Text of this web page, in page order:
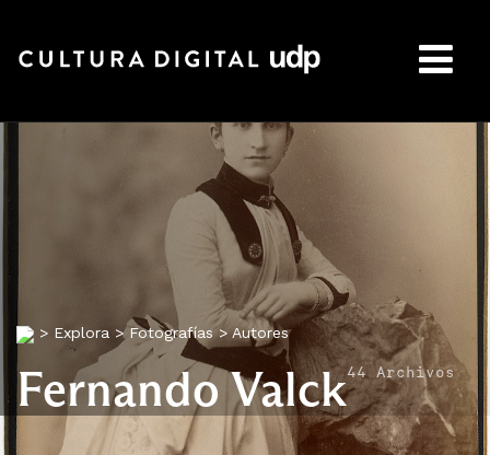
> Explora >Fotografías >Autores
Fernando Valck44 Archivos